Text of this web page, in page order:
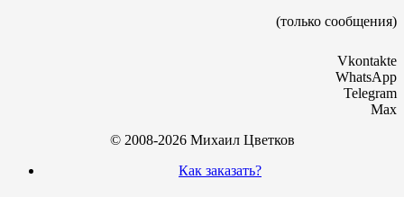
(только сообщения)
Vkontakte
WhatsApp
Telegram
Max
© 2008-2026 Михаил Цветков
Как заказать?